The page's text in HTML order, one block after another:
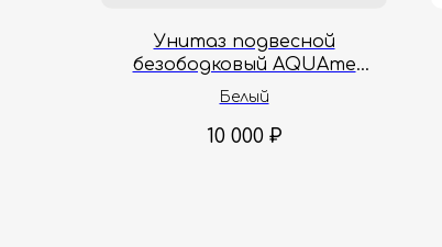
Унитаз подвесной
безободковый AQUAme
AQM2005 48.5x36x36 см
Белый
10 000 ₽